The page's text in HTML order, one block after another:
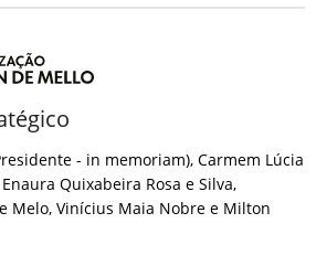
- in memoriam), Carmem Lúcia
Quixabeira Rosa e Silva,
Melo, Vinícius Maia Nobre e Milton